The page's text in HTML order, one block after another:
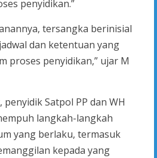
penyidikan.”
tersangka berinisial
dan ketentuan yang
proses penyidikan,” ujar M
Satpol PP dan WH
langkah-langkah
yang berlaku, termasuk
kepada yang